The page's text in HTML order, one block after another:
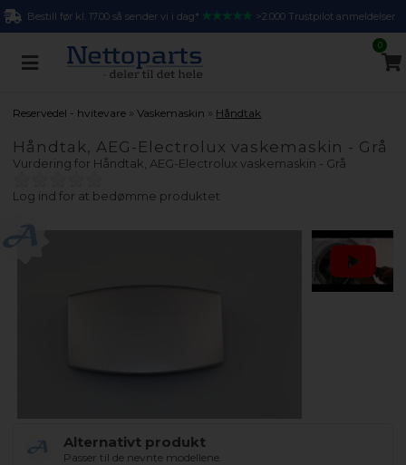
Bestill før kl. 17.00 så sender vi i dag* >2.000 Trustpilot anmeldelser
0
Reservedel - hvitevare »Vaskemaskin » Håndtak
Håndtak, AEG-Electrolux vaskemaskin - Grå
Vurdering for Håndtak, AEG-Electrolux vaskemaskin - Grå
Log ind for at bedømme produktet
Alternativt produkt
Passer til de nevnte modellene.